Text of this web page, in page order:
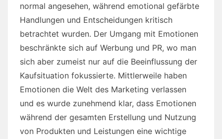
normal angesehen, während emotional gefärbte
Handlungen und Entscheidungen kritisch
betrachtet wurden. Der Umgang mit Emotionen
beschränkte sich auf Werbung und PR, wo man
sich aber zumeist nur auf die Beeinflussung der
Kaufsituation fokussierte. Mittlerweile haben
Emotionen die Welt des Marketing verlassen
und es wurde zunehmend klar, dass Emotionen
während der gesamten Erstellung und Nutzung
von Produkten und Leistungen eine wichtige